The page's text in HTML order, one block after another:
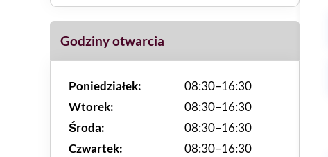
Godziny otwarcia
Poniedziałek:
08:30–16:30
Wtorek:
08:30–16:30
Środa:
08:30–16:30
Czwartek:
08:30–16:30